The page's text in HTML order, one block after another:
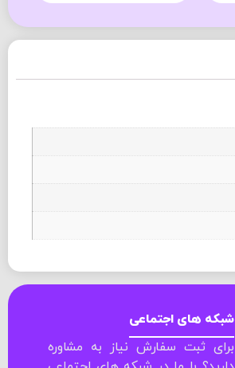
شبکه های اجتماعی
برای ثبت سفارش نیاز به مشاوره